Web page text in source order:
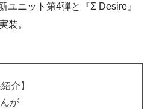
ニット第4弾と『Σ Desire』
装。
介】
が